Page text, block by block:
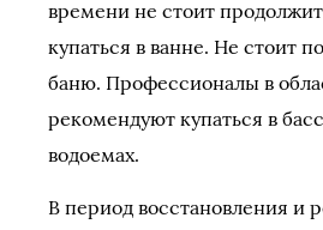
времени не стоит
купаться в ванне. Не стоит
баню. Профессионалы в
рекомендуют купаться в
водоемах.
В период восстановления и